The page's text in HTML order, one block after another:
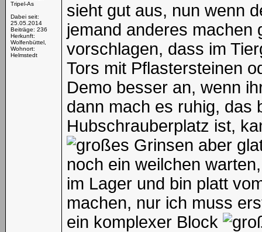
Tripel-As
Dabei seit:
25.05.2014
Beiträge: 236
Herkunft:
Wolfenbüttel,
Wohnort:
Helmstedt
sieht gut aus, nun wenn
jemand anderes machen
vorschlagen, dass im
Tors mit Pflastersteinen
Demo besser an, wenn
dann mach es ruhig, das
Hubschrauberplatz ist,
aber
noch ein weilchen
im Lager und bin platt
machen, nur ich muss
ein komplexer Block